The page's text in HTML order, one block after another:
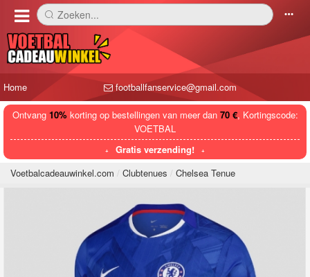
󰅼 Zoeken... 󰄒
Home footballfanservice@gmail.com
Ontvang 10%korting op bestellingen van meer dan 70 €, Kortingscode:
VOETBAL
Gratis verzending!
Voetbalcadeauwinkel.com
Clubtenues Chelsea Tenue